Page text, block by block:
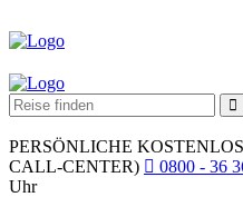
PERSÖNLICHE
CALL-CENTER)
0800 - 36
Uhr